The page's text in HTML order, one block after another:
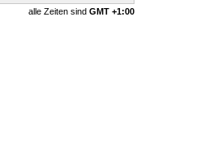
alle Zeiten sind GMT +1:00